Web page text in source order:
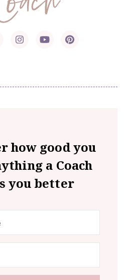
how good you
a Coach
you better